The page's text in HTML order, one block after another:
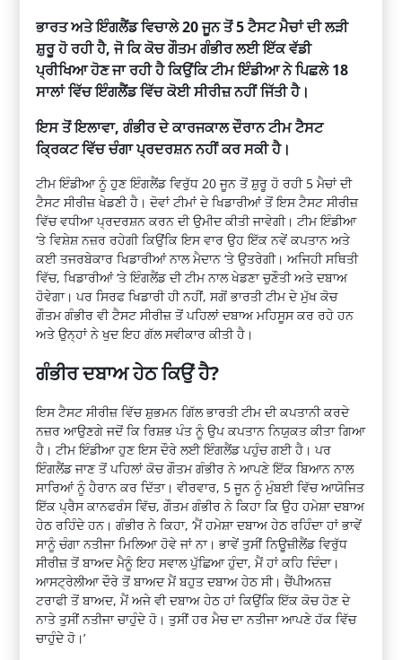
ਭਾਰਤ ਅਤੇ ਇੰਗਲੈਂਡ ਵਿਚਾਲੇ 20 ਜੂਨ ਤੋਂ 5 ਟੈਸਟ ਮੈਚਾਂ ਦੀ ਲੜੀ
ਸ਼ੁਰੂ ਹੋ ਰਹੀ ਹੈ, ਜੋ ਕਿ ਕੋਚ ਗੌਤਮ ਗੰਭੀਰ ਲਈ ਇੱਕ ਵੱਡੀ
ਪ੍ਰੀਖਿਆ ਹੋਣ ਜਾ ਰਹੀ ਹੈ ਕਿਉਂਕਿ ਟੀਮ ਇੰਡੀਆ ਨੇ ਪਿਛਲੇ 18
ਸਾਲਾਂ ਵਿੱਚ ਇੰਗਲੈਂਡ ਵਿੱਚ ਕੋਈ ਸੀਰੀਜ਼ ਨਹੀਂ ਜਿੱਤੀ ਹੈ।
ਇਸ ਤੋਂ ਇਲਾਵਾ, ਗੰਭੀਰ ਦੇ ਕਾਰਜਕਾਲ ਦੌਰਾਨ ਟੀਮ ਟੈਸਟ
ਕ੍ਰਿਕਟ ਵਿੱਚ ਚੰਗਾ ਪ੍ਰਦਰਸ਼ਨ ਨਹੀਂ ਕਰ ਸਕੀ ਹੈ।
ਟੀਮ ਇੰਡੀਆ ਨੂੰ ਹੁਣ ਇੰਗਲੈਂਡ ਵਿਰੁੱਧ 20 ਜੂਨ ਤੋਂ ਸ਼ੁਰੂ ਹੋ ਰਹੀ 5 ਮੈਚਾਂ ਦੀ
ਟੈਸਟ ਸੀਰੀਜ਼ ਖੇਡਣੀ ਹੈ। ਦੋਵਾਂ ਟੀਮਾਂ ਦੇ ਖਿਡਾਰੀਆਂ ਤੋਂ ਇਸ ਟੈਸਟ ਸੀਰੀਜ਼
ਵਿੱਚ ਵਧੀਆ ਪ੍ਰਦਰਸ਼ਨ ਕਰਨ ਦੀ ਉਮੀਦ ਕੀਤੀ ਜਾਵੇਗੀ। ਟੀਮ ਇੰਡੀਆ
‘ਤੇ ਵਿਸ਼ੇਸ਼ ਨਜ਼ਰ ਰਹੇਗੀ ਕਿਉਂਕਿ ਇਸ ਵਾਰ ਉਹ ਇੱਕ ਨਵੇਂ ਕਪਤਾਨ ਅਤੇ
ਕਈ ਤਜਰਬੇਕਾਰ ਖਿਡਾਰੀਆਂ ਨਾਲ ਮੈਦਾਨ ‘ਤੇ ਉਤਰੇਗੀ। ਅਜਿਹੀ ਸਥਿਤੀ
ਵਿੱਚ, ਖਿਡਾਰੀਆਂ ‘ਤੇ ਇੰਗਲੈਂਡ ਦੀ ਟੀਮ ਨਾਲ ਖੇਡਣਾ ਚੁਣੌਤੀ ਅਤੇ ਦਬਾਅ
ਹੋਵੇਗਾ। ਪਰ ਸਿਰਫ ਖਿਡਾਰੀ ਹੀ ਨਹੀਂ, ਸਗੋਂ ਭਾਰਤੀ ਟੀਮ ਦੇ ਮੁੱਖ ਕੋਚ
ਗੌਤਮ ਗੰਭੀਰ ਵੀ ਟੈਸਟ ਸੀਰੀਜ਼ ਤੋਂ ਪਹਿਲਾਂ ਦਬਾਅ ਮਹਿਸੂਸ ਕਰ ਰਹੇ ਹਨ
ਅਤੇ ਉਨ੍ਹਾਂ ਨੇ ਖੁਦ ਇਹ ਗੱਲ ਸਵੀਕਾਰ ਕੀਤੀ ਹੈ।
ਗੰਭੀਰ ਦਬਾਅ ਹੇਠ ਕਿਉਂ ਹੈ?
ਇਸ ਟੈਸਟ ਸੀਰੀਜ਼ ਵਿੱਚ ਸ਼ੁਭਮਨ ਗਿੱਲ ਭਾਰਤੀ ਟੀਮ ਦੀ ਕਪਤਾਨੀ ਕਰਦੇ
ਨਜ਼ਰ ਆਉਣਗੇ ਜਦੋਂ ਕਿ ਰਿਸ਼ਭ ਪੰਤ ਨੂੰ ਉਪ ਕਪਤਾਨ ਨਿਯੁਕਤ ਕੀਤਾ ਗਿਆ
ਹੈ। ਟੀਮ ਇੰਡੀਆ ਹੁਣ ਇਸ ਦੌਰੇ ਲਈ ਇੰਗਲੈਂਡ ਪਹੁੰਚ ਗਈ ਹੈ। ਪਰ
ਇੰਗਲੈਂਡ ਜਾਣ ਤੋਂ ਪਹਿਲਾਂ ਕੋਚ ਗੌਤਮ ਗੰਭੀਰ ਨੇ ਆਪਣੇ ਇੱਕ ਬਿਆਨ ਨਾਲ
ਸਾਰਿਆਂ ਨੂੰ ਹੈਰਾਨ ਕਰ ਦਿੱਤਾ। ਵੀਰਵਾਰ, 5 ਜੂਨ ਨੂੰ ਮੁੰਬਈ ਵਿੱਚ ਆਯੋਜਿਤ
ਇੱਕ ਪ੍ਰੈਸ ਕਾਨਫਰੰਸ ਵਿੱਚ, ਗੌਤਮ ਗੰਭੀਰ ਨੇ ਕਿਹਾ ਕਿ ਉਹ ਹਮੇਸ਼ਾ ਦਬਾਅ
ਹੇਠ ਰਹਿੰਦੇ ਹਨ। ਗੰਭੀਰ ਨੇ ਕਿਹਾ, ‘ਮੈਂ ਹਮੇਸ਼ਾ ਦਬਾਅ ਹੇਠ ਰਹਿੰਦਾ ਹਾਂ ਭਾਵੇਂ
ਸਾਨੂੰ ਚੰਗਾ ਨਤੀਜਾ ਮਿਲਿਆ ਹੋਵੇ ਜਾਂ ਨਾ। ਭਾਵੇਂ ਤੁਸੀਂ ਨਿਊਜ਼ੀਲੈਂਡ ਵਿਰੁੱਧ
ਸੀਰੀਜ਼ ਤੋਂ ਬਾਅਦ ਮੈਨੂੰ ਇਹ ਸਵਾਲ ਪੁੱਛਿਆ ਹੁੰਦਾ, ਮੈਂ ਹਾਂ ਕਹਿ ਦਿੰਦਾ।
ਆਸਟ੍ਰੇਲੀਆ ਦੌਰੇ ਤੋਂ ਬਾਅਦ ਮੈਂ ਬਹੁਤ ਦਬਾਅ ਹੇਠ ਸੀ। ਚੈਂਪੀਅਨਜ਼
ਟਰਾਫੀ ਤੋਂ ਬਾਅਦ, ਮੈਂ ਅਜੇ ਵੀ ਦਬਾਅ ਹੇਠ ਹਾਂ ਕਿਉਂਕਿ ਇੱਕ ਕੋਚ ਹੋਣ ਦੇ
ਨਾਤੇ ਤੁਸੀਂ ਨਤੀਜਾ ਚਾਹੁੰਦੇ ਹੋ। ਤੁਸੀਂ ਹਰ ਮੈਚ ਦਾ ਨਤੀਜਾ ਆਪਣੇ ਹੱਕ ਵਿੱਚ
ਚਾਹੁੰਦੇ ਹੋ।’